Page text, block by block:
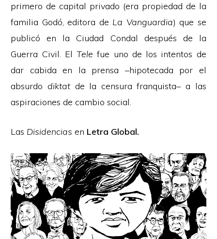
primero de capital privado (era propiedad de la
familia Godó, editora de La Vanguardia) que se
publicó en la Ciudad Condal después de la
Guerra Civil. ElTele fue uno de los intentos de
dar cabida en la prensa –hipotecada por el
absurdo diktat de la censura franquista– a las
aspiraciones de cambio social.
Las Disidencias en Letra Global.